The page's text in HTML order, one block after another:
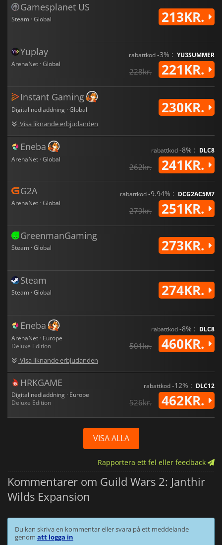
Gamesplanet US
Steam · Global 213KR.
Yuplay
ArenaNet · Global
rabattkod-3% : YU3SUMMER
228kr. 221KR.
Instant Gaming
Digital nedladdning · Global
Visa liknande erbjudanden
230KR.
Eneba
ArenaNet · Global
rabattkod-8% : DLC8
262kr. 241KR.
G2A
ArenaNet · Global
rabattkod-9.94% : DCG2AC5M7
279kr. 251KR.
GreenmanGaming
Steam · Global 273KR.
Steam
Steam · Global 274KR.
Eneba
ArenaNet · Europe
Deluxe Edition
Visa liknande erbjudanden
rabattkod-8% : DLC8
501kr. 460KR.
HRKGAME
Digital nedladdning · Europe
Deluxe Edition
rabattkod-12% : DLC12
526kr. 462KR.
VISA ALLA
Rapportera ett fel eller feedback
Kommentarer om Guild Wars 2: Janthir
Wilds Expansion
Du kan skriva en kommentar eller svara på ett meddelande
genom att logga in